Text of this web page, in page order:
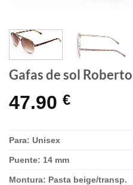
Gafas de sol
47.90 €
Para: Unisex
Puente: 14 mm
Montura: Pasta beige/transp.